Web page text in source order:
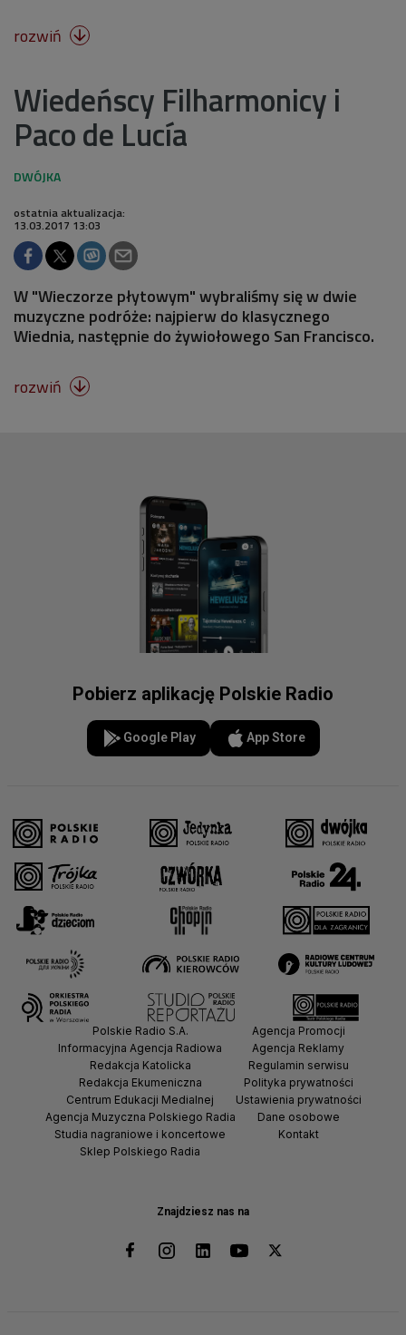
rozwiń 
Wiedeńscy Filharmonicy i
Paco de Lucía
ostatnia aktualizacja:
13.03.2017 13:03
W "Wieczorze płytowym" wybraliśmy się w dwie
muzyczne podróże: najpierw do klasycznego
Wiednia, następnie do żywiołowego San Francisco.
rozwiń 
Pobierz aplikację Polskie Radio
Google Play App Store
Znajdziesz nas na
Polskie Radio S.A.
Informacyjna Agencja Radiowa
Redakcja Katolicka
Redakcja Ekumeniczna
Centrum Edukacji Medialnej
Agencja Muzyczna Polskiego Radia
Studia nagraniowe i koncertowe
Sklep Polskiego Radia
Agencja Promocji
Agencja Reklamy
Regulamin serwisu
Polityka prywatności
Ustawienia prywatności
Dane osobowe
Kontakt